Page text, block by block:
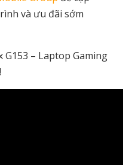
và ưu đãi sớm
G153 – Laptop Gaming